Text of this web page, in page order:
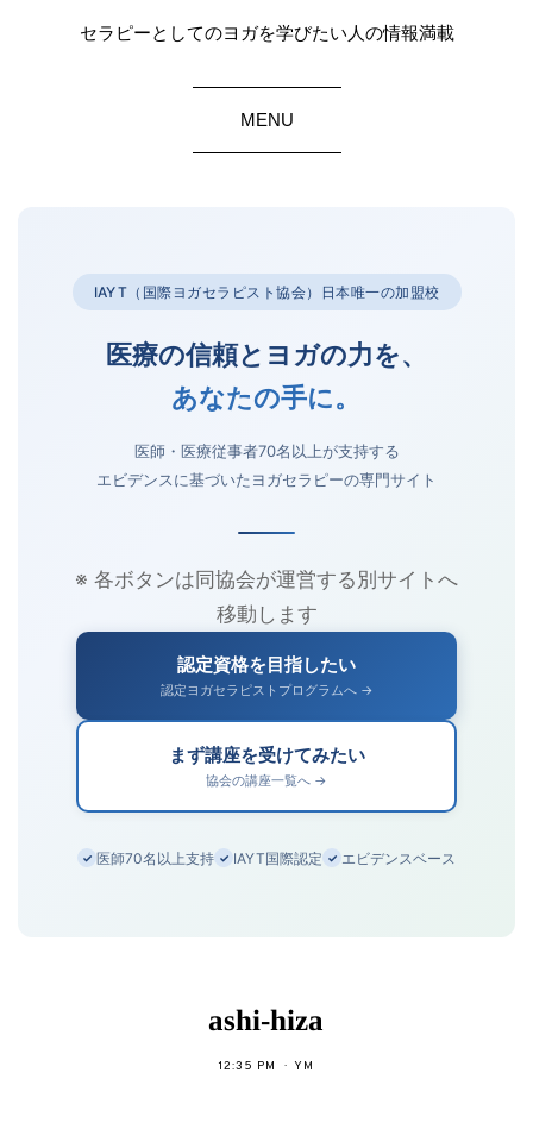
セラピーとしてのヨガを学びたい人の情報満載
MENU
IAYT（国際ヨガセラピスト協会）日本唯一の加盟校
医療の信頼とヨガの力を、
あなたの手に。
医師・医療従事者70名以上が支持する
エビデンスに基づいたヨガセラピーの専門サイト
※ 各ボタンは同協会が運営する別サイトへ
移動します
認定資格を目指したい
認定ヨガセラピストプログラムへ →
まず講座を受けてみたい
協会の講座一覧へ →
✓ 医師70名以上支持 ✓ IAYT国際認定 ✓ エビデンスベース
ashi-hiza
12:35 PM YM